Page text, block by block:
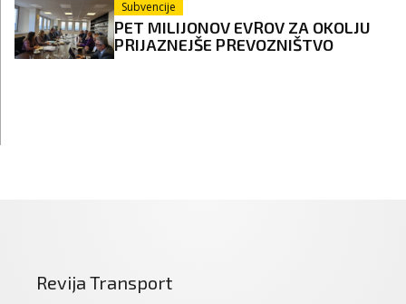
Subvencije
PET MILIJONOV EVROV ZA OKOLJU
PRIJAZNEJŠE PREVOZNIŠTVO
Revija Transport